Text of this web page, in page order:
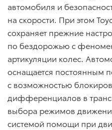
автомобиля и
на скорости. При этом
сохраняет прежние
по бездорожью с
артикуляции колес.
оснащается постоянным
с возможностью
дифференциалов в
выбора режимов
системой помощи при